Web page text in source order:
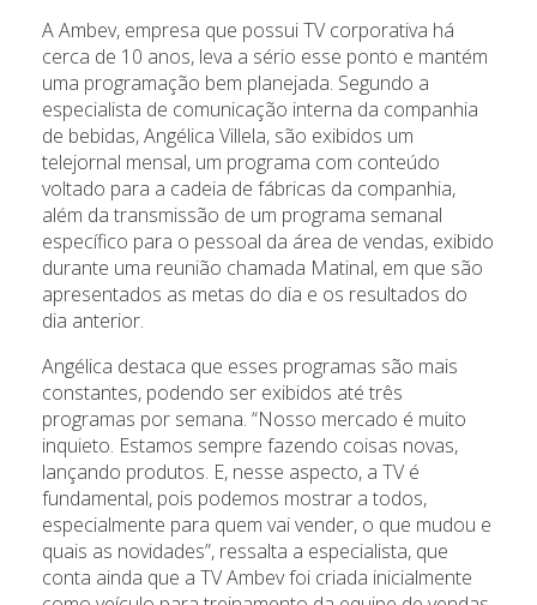
A Ambev, empresa que possui TV corporativa há
cerca de 10 anos, leva a sério esse ponto e mantém
uma programação bem planejada. Segundo a
especialista de comunicação interna da companhia
de bebidas, Angélica Villela, são exibidos um
telejornal mensal, um programa com conteúdo
voltado para a cadeia de fábricas da companhia,
além da transmissão de um programa semanal
específico para o pessoal da área de vendas, exibido
durante uma reunião chamada Matinal, em que são
apresentados as metas do dia e os resultados do
dia anterior.
Angélica destaca que esses programas são mais
constantes, podendo ser exibidos até três
programas por semana. “Nosso mercado é muito
inquieto. Estamos sempre fazendo coisas novas,
lançando produtos. E, nesse aspecto, a TV é
fundamental, pois podemos mostrar a todos,
especialmente para quem vai vender, o que mudou e
quais as novidades”, ressalta a especialista, que
conta ainda que a TV Ambev foi criada inicialmente